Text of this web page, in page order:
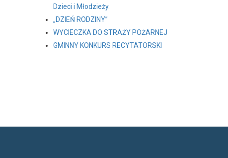
Dzieci i Młodzieży.
„DZIEŃ RODZINY”
WYCIECZKA DO STRAŻY POŻARNEJ
GMINNY KONKURS RECYTATORSKI